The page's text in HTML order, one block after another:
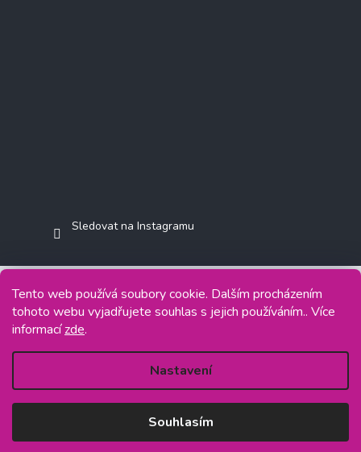
Tento web používá soubory cookie. Dalším procházením
tohoto webu vyjadřujete souhlas s jejich používáním.. Více
informacízde.
Nastavení
Souhlasím
Sledovat na Instagramu
Copyright 2026Jasminkashop.cz. Všechna práva vyhrazena.
Vytvořil Shoptet